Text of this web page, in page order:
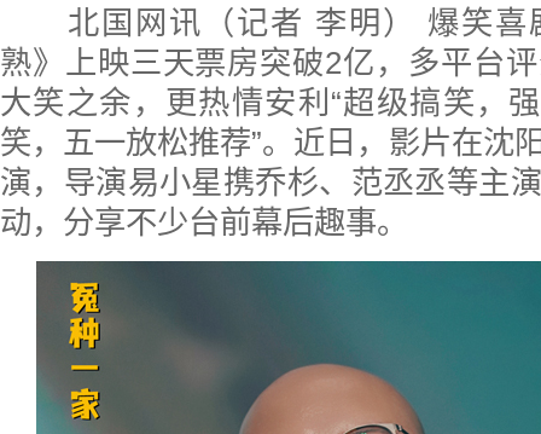
北国网讯（记者 李明） 爆笑喜
熟》上映三天票房突破2亿，多平台
大笑之余，更热情安利“超级搞笑，
笑，五一放松推荐”。近日，影片在沈
演，导演易小星携乔杉、范丞丞等主
动，分享不少台前幕后趣事。